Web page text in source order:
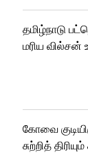
தமிழ்நாடு
மரிய வில்சன்
கோவை
சுற்றித்